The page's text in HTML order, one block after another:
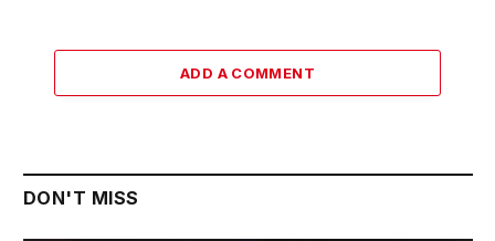
ADD A COMMENT
DON'T MISS